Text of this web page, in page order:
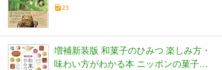
23
増補新装版 和菓子のひみつ 楽しみ方・
味わい方がわかる本 ニッポンの菓子文